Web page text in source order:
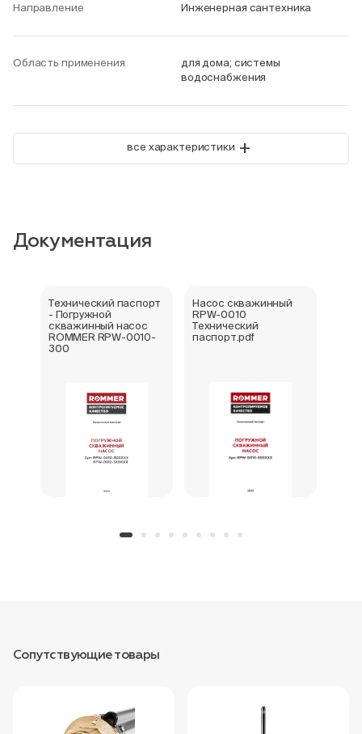
Направление Инженерная сантехника
Область применения
для дома; системы
водоснабжения
все характеристики +
Документация
Технический паспорт
- Погружной
скважинный насос
ROMMER RPW-0010-
300
Насос скважинный
RPW-0010
Технический
паспорт.pdf
Сопутствующие товары